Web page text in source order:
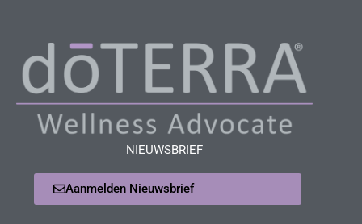
NIEUWSBRIEF
Aanmelden Nieuwsbrief